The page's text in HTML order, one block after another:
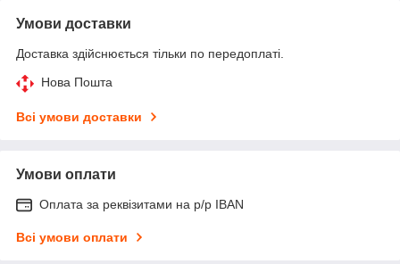
Умови доставки
Доставка здійснюється тільки по передоплаті.
Нова Пошта
Всі умови доставки
Умови оплати
Оплата за реквізитами на р/р IBAN
Всі умови оплати